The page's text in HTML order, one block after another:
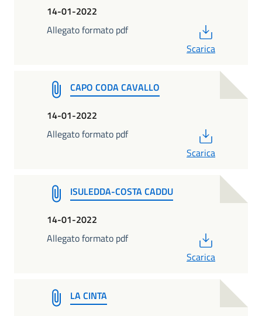
14-01-2022
Allegato formato pdf
Scarica
CAPO CODA CAVALLO
14-01-2022
Allegato formato pdf
Scarica
ISULEDDA-COSTA CADDU
14-01-2022
Allegato formato pdf
Scarica
LA CINTA